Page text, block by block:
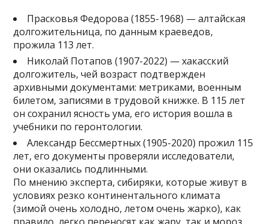
Прасковья Федорова (1855-1968) — алтайская
долгожительница, по данным краеведов,
прожила 113 лет.
Николай Потапов (1907-2022) — хакасский
долгожитель, чей возраст подтвержден
архивными документами: метриками, военным
билетом, записями в трудовой книжке. В 115 лет
он сохранил ясность ума, его история вошла в
учебники по геронтологии.
Александр Бессмертных (1905-2020) прожил 115
лет, его документы проверяли исследователи,
они оказались подлинными.
По мнению эксперта, сибиряки, которые живут в
условиях резко континентального климата
(зимой очень холодно, летом очень жарко), как
правило, легко переносят как жару, так и мороз.